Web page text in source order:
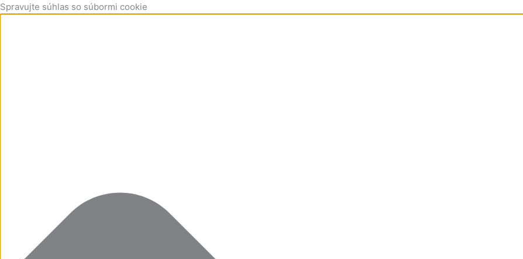
Spravujte súhlas so súbormi cookie
FunkčnéPreferences
Štatistiky
Marketing
Preskočiť